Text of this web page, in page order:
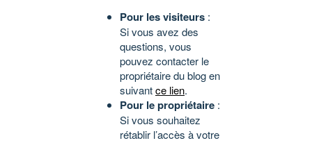
Pour les visiteurs :
Si vous avez des
questions, vous
pouvez contacter le
propriétaire du blog en
suivantce lien.
Pour le propriétaire :
Si vous souhaitez
rétablir l’accès à votre